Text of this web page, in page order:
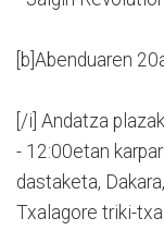
[b]Abenduaren
[/i] Andatza
- 12:00etan
dastaketa,
Txalagore triki-